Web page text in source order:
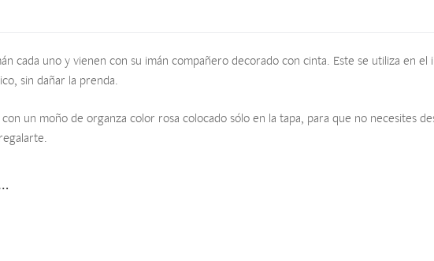
cada uno y vienen con su imán compañero decorado con cinta. Este se utiliza en
sin dañar la prenda.
un moño de organza color rosa colocado sólo en la tapa, para que no necesites